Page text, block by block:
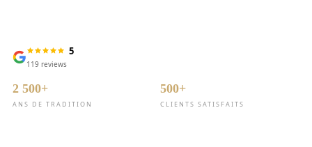
5
119 reviews
2 500+
ANS DE TRADITION
500+
CLIENTS SATISFAITS